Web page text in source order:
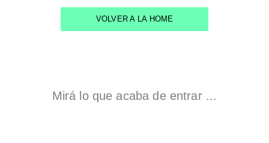
VOLVER A LA HOME
Mirá lo que acaba de entrar ...